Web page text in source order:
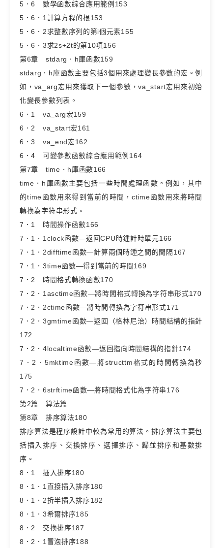
5．6 數學函數綜合應用範例153
5．6．1計算方程的根153
5．6．2求整數序列的第i個元素155
5．6．3求2s+2t的第10項156
第6章 stdarg．h庫函數159
stdarg．h庫函數主要包括3個用來處理變長參數的宏。例
如，va_arg宏用來獲取下一個參數，va_start宏用來初始
化變長參數列表。
6．1 va_arg宏159
6．2 va_start宏161
6．3 va_end宏162
6．4 可變參數函數綜合應用範例164
第7章 time．h庫函數166
time．h庫函數主要包括一些時間處理函數。例如，其中
的time函數用來得到當前的時間，ctime函數用來將時間
轉換為字符串形式。
7．1 時間操作函數166
7．1．1clock函數—返回CPU時鍾計時單元166
7．1．2difftime函數—計算兩個時鍾之間的間隔167
7．1．3time函數—得到當前的時間169
7．2 時間格式轉換函數170
7．2．1asctime函數—將時間格式轉換為字符串形式170
7．2．2ctime函數—將時間轉換為字符串形式171
7．2．3gmtime函數—返回（格林尼治）時間結構的指針
172
7．2．4localtime函數—返回指向時間結構的指針174
7．2．5mktime函數—將structtm格式的時間轉換為秒
175
7．2．6strftime函數—將時間格式化為字符串176
第2篇 算法篇
第8章 排序算法180
排序算法是程序設計中較為常用的算法。排序算法主要包
括插入排序、交換排序、選擇排序、歸並排序和基數排
序。
8．1 插入排序180
8．1．1直接插入排序180
8．1．2折半插入排序182
8．1．3希爾排序185
8．2 交換排序187
8．2．1冒泡排序188